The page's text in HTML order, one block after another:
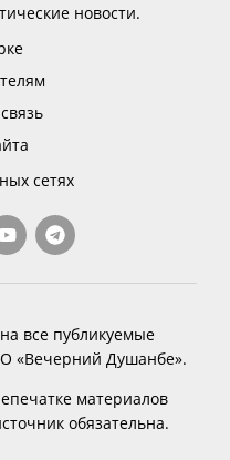
новости.
сетях
все публикуемые
«Вечерний Душанбе».
материалов
обязательна.